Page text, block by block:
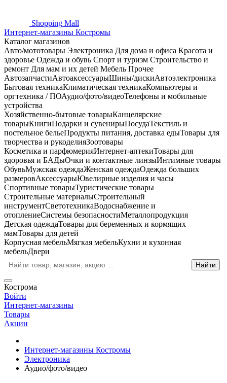
Shopping Mall
Интернет-магазины Костромы
Каталог магазинов
Авто/мототовары Электроника Для дома и офиса Красота и
здоровье Одежда и обувь Спорт и туризм Строительство и
ремонт Для мам и их детей Мебель Прочее
АвтозапчастиАвтоаксессуарыШины/дискиАвтоэлектроника
Бытовая техникаКлиматическая техникаКомпьютеры и
оргтехника / ПОАудио/фото/видеоТелефоны и мобильные
устройства
Хозяйственно-бытовые товарыКанцелярские
товарыКнигиПодарки и сувенирыПосудаТекстиль и
постельное бельеПродукты питания, доставка едыТовары для
творчества и рукоделияЗоотовары
Косметика и парфюмерияИнтернет-аптекиТовары для
здоровья и БАДыОчки и контактные линзыИнтимные товары
ОбувьМужская одеждаЖенская одеждаОдежда больших
размеровАксессуарыЮвелирные изделия и часы
Спортивные товарыТуристические товары
Строительные материалыСтроительный
инструментСветотехникаВодоснабжение и
отоплениеСистемы безопасностиМеталлопродукция
Детская одеждаТовары для беременных и кормящих
мамТовары для детей
Корпусная мебельМягкая мебельКухни и кухонная
мебельДвери
Кострома
Войти
Интернет-магазины
Товары
Акции
Интернет-магазины Костромы
Электроника
Аудио/фото/видео